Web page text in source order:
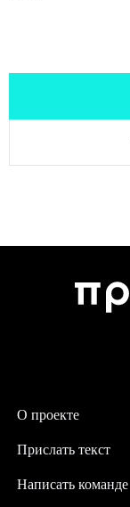
О проекте
Написать команде
Прислать текст